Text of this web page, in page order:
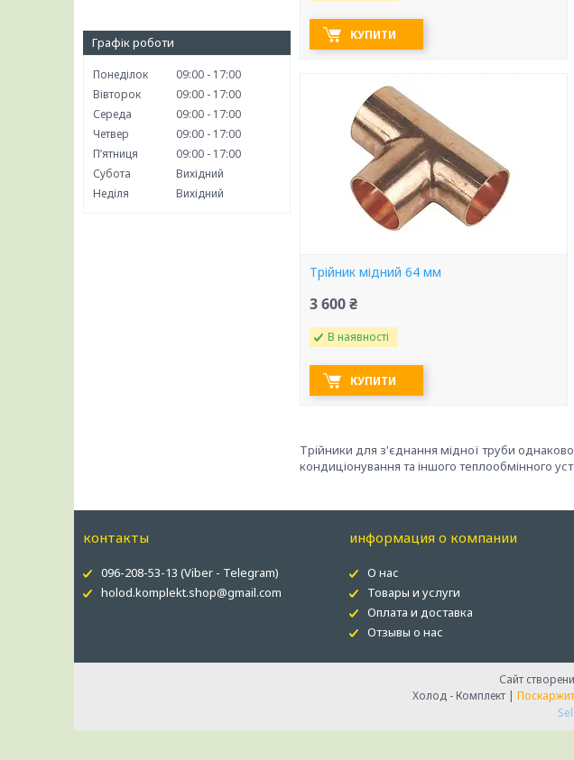
Графік роботи
Понеділок 09:00
17:00
Вівторок
09:00
17:00
Середа
09:00
17:00
Четвер
09:00
17:00
Пʼятниця
09:00
17:00
Субота
Вихідний
Неділя
Вихідний
КУПИТИ
Трійник мідний 64 мм
3 600 ₴
В наявності
КУПИТИ
Трійники для з'єднання мідної труби
кондиціонування та іншого теплообмінного
контакты
096-208-53-13 (Viber - Telegram)
holod.komplekt.shop@gmail.com
информация о компании
О нас
Товары и услуги
Оплата и доставка
Отзывы о нас
Сайт
Холод - Комплект |